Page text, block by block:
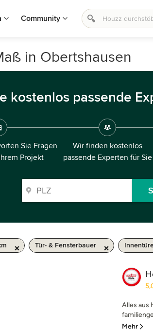
Community
in Obertshausen
kostenlos passende
Sie Fragen
Projekt
Wir finden kostenlos
passende Experten für Sie
Tür- & Fensterbauer
Alles aus
Mehr